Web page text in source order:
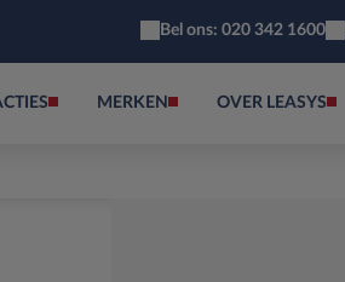
Bel ons: 020 342 1600
MERKEN OVER LEASYS